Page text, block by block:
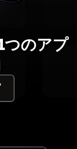
つのアプ